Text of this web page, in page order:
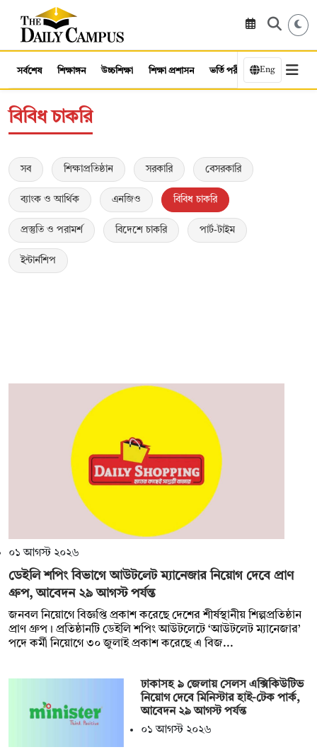
সর্বশেষ শিক্ষাঙ্গন উচ্চশিক্ষা শিক্ষা প্রশাসন ভর্তি পরীক্ষা কর্মসংস্থান
Eng
বিবিধ চাকরি
সব শিক্ষাপ্রতিষ্ঠান সরকারি বেসরকারি
ব্যাংক ও আর্থিক এনজিও বিবিধ চাকরি
প্রস্তুতি ও পরামর্শ বিদেশে চাকরি পার্ট-টাইম
ইন্টার্নশিপ
০১ আগস্ট ২০২৬
ডেইলি শপিং বিভাগে আউটলেট ম্যানেজার নিয়োগ দেবে প্রাণ
গ্রুপ, আবেদন ২৯ আগস্ট পর্যন্ত
জনবল নিয়োগে বিজ্ঞপ্তি প্রকাশ করেছে দেশের শীর্ষস্থানীয় শিল্পপ্রতিষ্ঠান
প্রাণ গ্রুপ। প্রতিষ্ঠানটি ডেইলি শপিং আউটলেটে ‌‘আউটলেট ম্যানেজার’
পদে কর্মী নিয়োগে ৩০ জুলাই প্রকাশ করেছে এ বিজ...
ঢাকাসহ ৯ জেলায় সেলস এক্সিকিউটিভ
নিয়োগ দেবে মিনিস্টার হাই-টেক পার্ক,
আবেদন ২৯ আগস্ট পর্যন্ত
০১ আগস্ট ২০২৬